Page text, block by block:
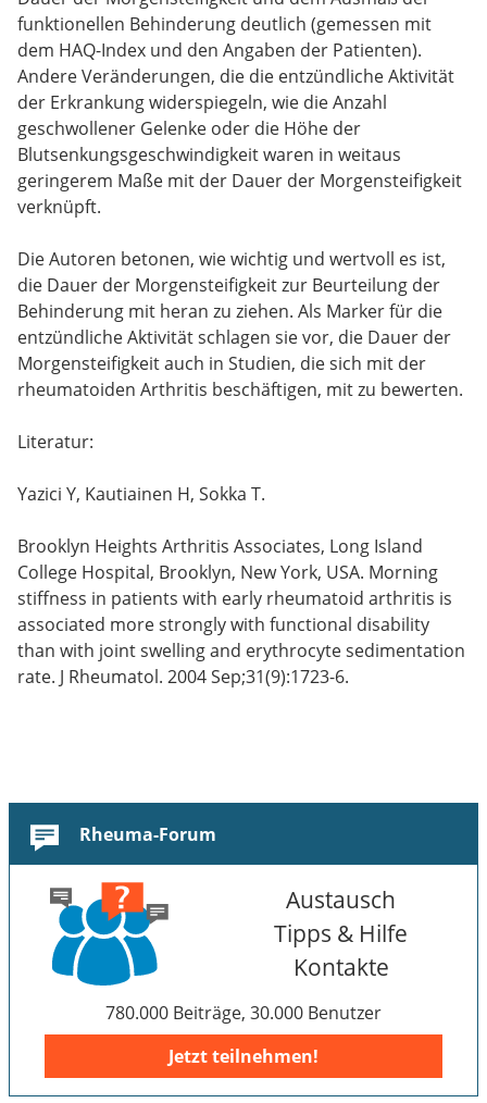
funktionellen Behinderung deutlich (gemessen mit
dem HAQ-Index und den Angaben der Patienten).
Andere Veränderungen, die die entzündliche Aktivität
der Erkrankung widerspiegeln, wie die Anzahl
geschwollener Gelenke oder die Höhe der
Blutsenkungsgeschwindigkeit waren in weitaus
geringerem Maße mit der Dauer der Morgensteifigkeit
verknüpft.
Die Autoren betonen, wie wichtig und wertvoll es ist,
die Dauer der Morgensteifigkeit zur Beurteilung der
Behinderung mit heran zu ziehen. Als Marker für die
entzündliche Aktivität schlagen sie vor, die Dauer der
Morgensteifigkeit auch in Studien, die sich mit der
rheumatoiden Arthritis beschäftigen, mit zu bewerten.
Literatur:
Yazici Y, Kautiainen H, Sokka T.
Brooklyn Heights Arthritis Associates, Long Island
College Hospital, Brooklyn, New York, USA. Morning
stiffness in patients with early rheumatoid arthritis is
associated more strongly with functional disability
than with joint swelling and erythrocyte sedimentation
rate. J Rheumatol. 2004 Sep;31(9):1723-6.
Rheuma-Forum
Austausch
Tipps & Hilfe
Kontakte
780.000 Beiträge, 30.000 Benutzer
Jetzt teilnehmen!